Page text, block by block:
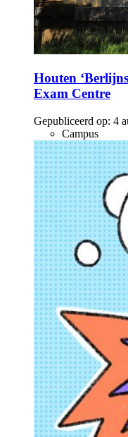
Houten
Exam Centre
Gepubliceerd op: 4
Campus